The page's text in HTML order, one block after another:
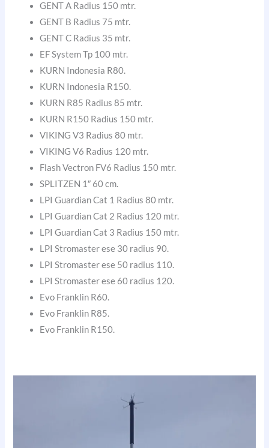
GENT A Radius 150 mtr.
GENT B Radius 75 mtr.
GENT C Radius 35 mtr.
EF System Tp 100 mtr.
KURN Indonesia R80.
KURN Indonesia R150.
KURN R85 Radius 85 mtr.
KURN R150 Radius 150 mtr.
VIKING V3 Radius 80 mtr.
VIKING V6 Radius 120 mtr.
Flash Vectron FV6 Radius 150 mtr.
SPLITZEN 1″ 60 cm.
LPI Guardian Cat 1 Radius 80 mtr.
LPI Guardian Cat 2 Radius 120 mtr.
LPI Guardian Cat 3 Radius 150 mtr.
LPI Stromaster ese 30 radius 90.
LPI Stromaster ese 50 radius 110.
LPI Stromaster ese 60 radius 120.
Evo Franklin R60.
Evo Franklin R85.
Evo Franklin R150.